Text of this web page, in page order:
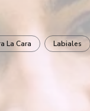
La Cara Labiales